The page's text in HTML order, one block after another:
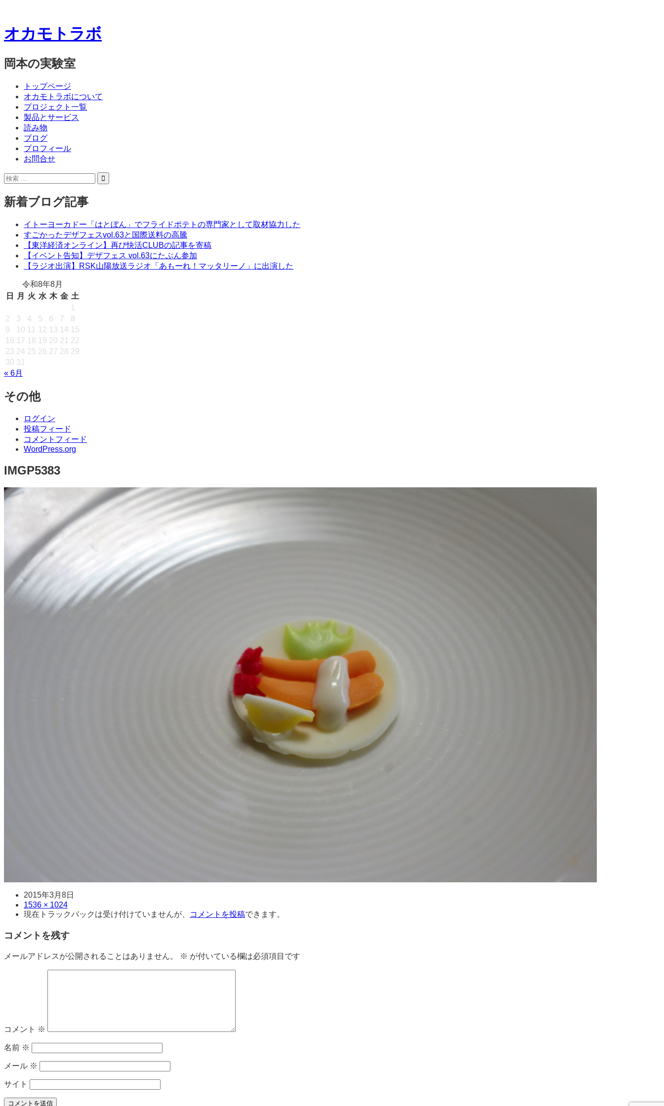
オカモトラボ
岡本の実験室
プ
トップページ
オカモトラボについて
プロジェクト一覧
製品とサービス
読み物
ブログ
プロフィール
お問合せ
サ
ド
バ
検
新着ブログ記事
イトーヨーカドー「はとぼん」でフライドポテトの専門家として取材協力した
すごかったデザフェスvol.63と国際送料の高騰
【東洋経済オンライン】再び快活CLUBの記事を寄稿
【イベント告知】デザフェス vol.63にたぶん参加
【ラジオ出演】RSK山陽放送ラジオ「あもーれ！マッタリーノ」に出演した
令和8年8月
日
月 火 水 木 金 土
1
2
3 4 5 6 7
8
9
10 11 12 13 14 15
16 17 18 19 20 21 22
23 24 25 26 27 28 29
30 31
« 6月
その他
ログイン
投稿フィード
コメントフィード
WordPress.org
IMGP5383
日
時
2015年3月8日
サ
イ
1536 × 1024
現在トラックバックは受け付けていませんが、
コメントを投稿できます。
コメントを残す
メールアドレスが公開されることはありません。 ※ が付いている欄は必須項目です
コメント ※
名前 ※
メール ※
サイト